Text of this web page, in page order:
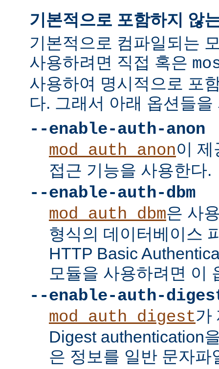
기본적으로 포함하지 않
기본적으로 컴파일되는
사용하려면 직접 혹은
사용하여 명시적으로 포
다. 그래서 아래 옵션들을
--enable-auth-anon
mod_auth_anon이
접근 기능을 사용한다.
--enable-auth-dbm
mod_auth_dbm은 사
형식의 데이터베이스
HTTP Basic
모듈을 사용하려면 이
--enable-auth-
mod_auth_digest가
Digest authentication
은 정보를 일반 문자파